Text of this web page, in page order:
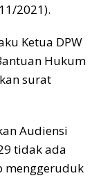
2021).
Ketua DPW
Hukum
surat
Audiensi
tidak ada
menggeruduk